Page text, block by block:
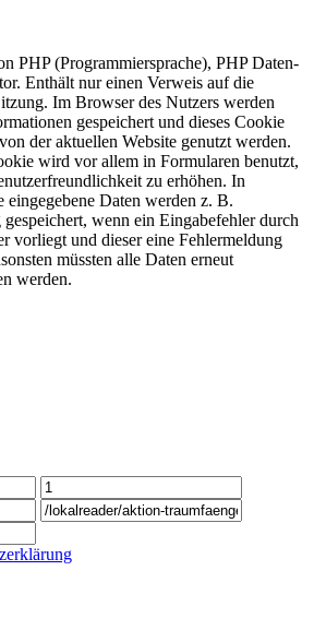
PHP (Programmiersprache), PHP Daten-
Enthält nur einen Verweis auf die
Im Browser des Nutzers werden
gespeichert und dieses Cookie
der aktuellen Website genutzt werden.
wird vor allem in Formularen benutzt,
zu erhöhen. In
eingegebene Daten werden z. B.
wenn ein Eingabefehler durch
vorliegt und dieser eine Fehlermeldung
müssten alle Daten erneut
werden.